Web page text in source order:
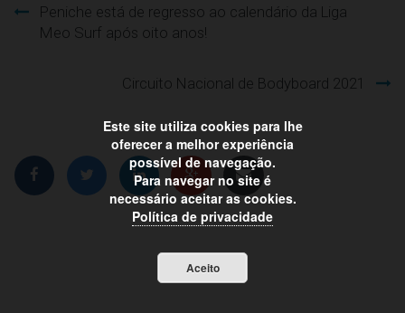
Navegação
artigos
Peniche está de regresso ao calendário da Liga
Meo Surf após oito anos!
Circuito Nacional de Bodyboard 2021
Este site utiliza cookies para lhe
oferecer a melhor experiência
possível de navegação.
Para navegar no site é
necessário aceitar as cookies.
Política de privacidade
Aceito